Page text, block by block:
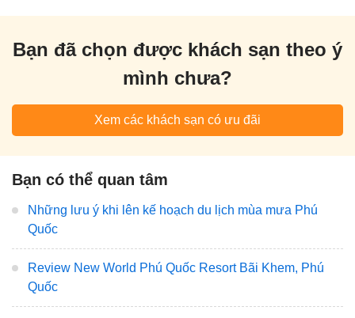
Bạn đã chọn được khách sạn theo ý
mình chưa?
Xem các khách sạn có ưu đãi
Bạn có thể quan tâm
Những lưu ý khi lên kế hoạch du lịch mùa mưa Phú
Quốc
Review New World Phú Quốc Resort Bãi Khem, Phú
Quốc